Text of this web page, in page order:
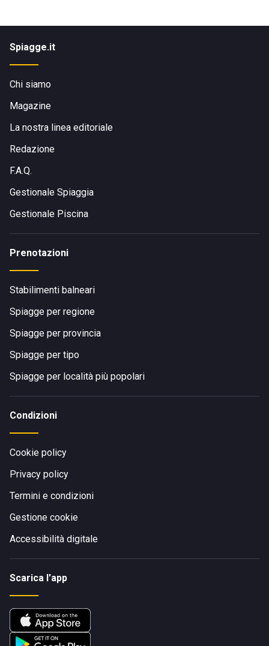
Spiagge.it
Chi siamo
Magazine
La nostra linea editoriale
Redazione
F.A.Q.
Gestionale Spiaggia
Gestionale Piscina
Prenotazioni
Stabilimenti balneari
Spiagge per regione
Spiagge per provincia
Spiagge per tipo
Spiagge per località più popolari
Condizioni
Cookie policy
Privacy policy
Termini e condizioni
Gestione cookie
Accessibilità digitale
Scarica l'app